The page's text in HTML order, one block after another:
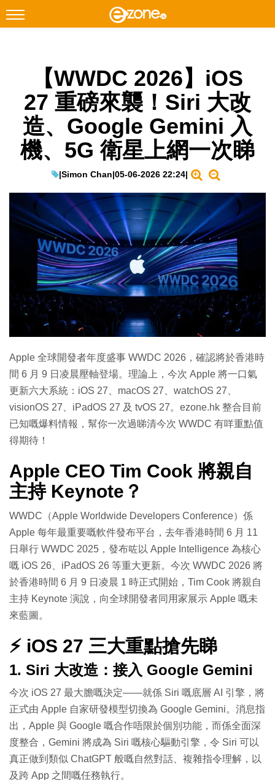
Facebook Instagram
科技焦點
網絡生活
遊戲動漫
EduTech
IT Times
生成式AI與雲端應用
Enterprise Digital Transformation
【WWDC 2026】iOS
27 重磅來襲！Siri 大改
造、Google Gemini 入
機、5G 衛星上網一次睇
|Simon Chan|05-06-2026 22:24|
Apple 全球開發者年度盛事 WWDC 2026，確認將於香港時
間 6 月 9 日凌晨壓軸登場。理論上，今次 Apple 將一口氣
更新六大系統：iOS 27、macOS 27、watchOS 27、
visionOS 27、iPadOS 27 及 tvOS 27。ezone.hk 整合目前
已知嘅爆料情報，幫你一次過睇清今次 WWDC 有咩重點值
得期待！
Apple CEO Tim Cook 將親自
主持 Keynote？
WWDC（Apple Worldwide Developers Conference）係
Apple 每年最重要嘅軟件發布平台，去年香港時間 6 月 11
日舉行 WWDC 2025，發布咗以 Apple Intelligence 為核心
嘅 iOS 26、iPadOS 26 等重大更新。今次 WWDC 2026 將
於香港時間 6 月 9 日凌晨 1 時正式開始，Tim Cook 將親自
主持 Keynote 演說，向全球開發者同用家展示 Apple 嘅未
來藍圖。
⚡ iOS 27 三大重點搶先睇
1. Siri 大改造：接入 Google Gemini
今次 iOS 27 最大膽嘅決定——就係 Siri 嘅底層 AI 引擎，將
正式由 Apple 自家研發模型切換為 Google Gemini。消息指
出，Apple 與 Google 嘅合作唔限於個別功能，而係全面深
度整合，Gemini 將成為 Siri 嘅核心驅動引擎，令 Siri 可以
真正做到類似 ChatGPT 般嘅自然對話、複雜指令理解，以
及跨 App 之間嘅任務執行。